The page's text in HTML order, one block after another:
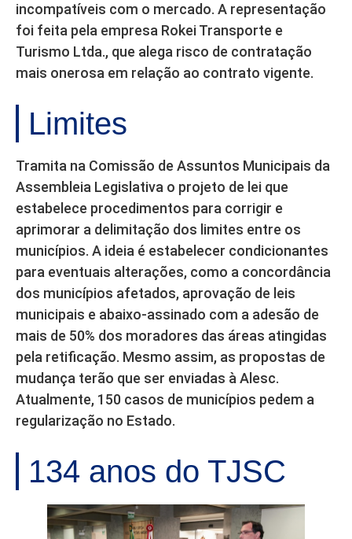
incompatíveis com o mercado. A representação
foi feita pela empresa Rokei Transporte e
Turismo Ltda., que alega risco de contratação
mais onerosa em relação ao contrato vigente.
Limites
Tramita na Comissão de Assuntos Municipais da
Assembleia Legislativa o projeto de lei que
estabelece procedimentos para corrigir e
aprimorar a delimitação dos limites entre os
municípios. A ideia é estabelecer condicionantes
para eventuais alterações, como a concordância
dos municípios afetados, aprovação de leis
municipais e abaixo-assinado com a adesão de
mais de 50% dos moradores das áreas atingidas
pela retificação. Mesmo assim, as propostas de
mudança terão que ser enviadas à Alesc.
Atualmente, 150 casos de municípios pedem a
regularização no Estado.
134 anos do TJSC